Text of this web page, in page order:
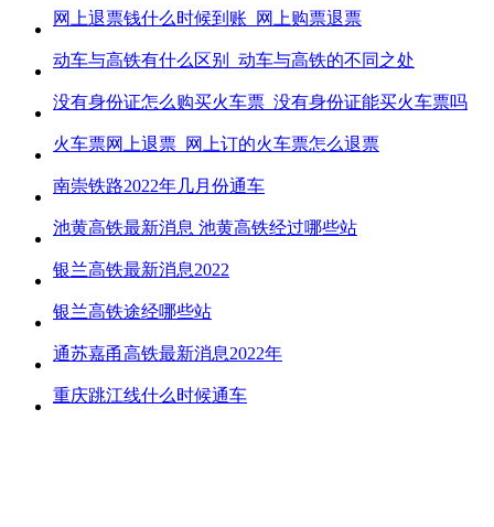
网上退票钱什么时候到账_网上购票退票
动车与高铁有什么区别_动车与高铁的不同之处
没有身份证怎么购买火车票_没有身份证能买火车票吗
火车票网上退票_网上订的火车票怎么退票
南崇铁路2022年几月份通车
池黄高铁最新消息 池黄高铁经过哪些站
银兰高铁最新消息2022
银兰高铁途经哪些站
通苏嘉甬高铁最新消息2022年
重庆跳江线什么时候通车